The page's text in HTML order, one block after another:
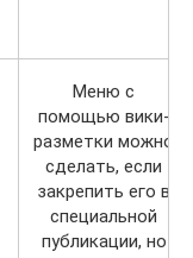
Меню с
помощью вики-
разметки можно
сделать, если
закрепить его в
специальной
публикации, но